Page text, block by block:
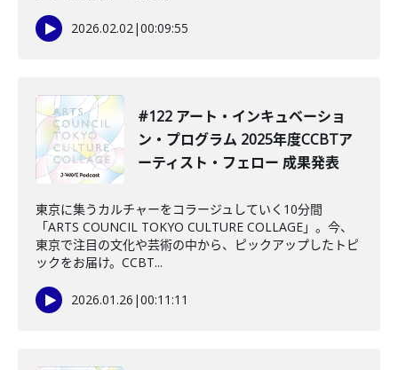
2026.02.02|00:09:55
#122 アート・インキュベーショ
ン・プログラム 2025年度CCBTア
ーティスト・フェロー 成果発表
東京に集うカルチャーをコラージュしていく10分間
「ARTS COUNCIL TOKYO CULTURE COLLAGE」。今、
東京で注目の文化や芸術の中から、ピックアップしたトピ
ックをお届け。CCBT...
2026.01.26 |00:11:11